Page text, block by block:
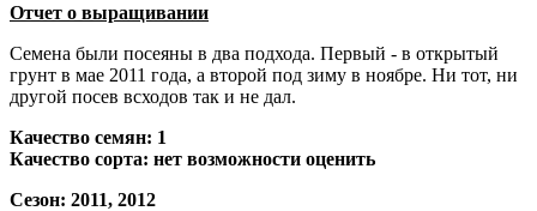
Отчет о выращивании
Семена были посеяны в два подхода. Первый - в открытый
грунт в мае 2011 года, а второй под зиму в ноябре. Ни тот, ни
другой посев всходов так и не дал.
Качество семян: 1
Качество сорта: нет возможности оценить
Сезон: 2011, 2012